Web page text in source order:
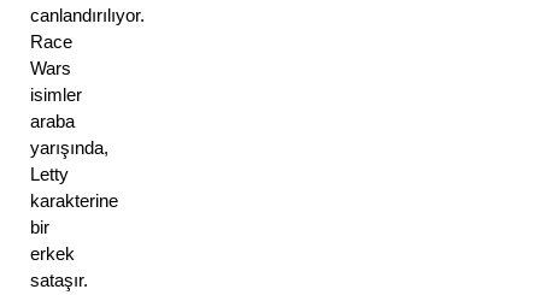
canlandırılıyor.
Race
Wars
isimler
araba
yarışında,
Letty
karakterine
bir
erkek
sataşır.